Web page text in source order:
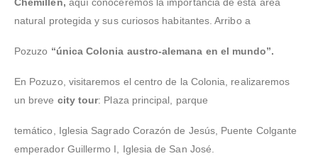
Chemillen, aquí conoceremos la importancia de esta área
natural protegida y sus curiosos habitantes. Arribo a
Pozuzo “única Colonia austro-alemana en el mundo”.
En Pozuzo, visitaremos el centro de la Colonia, realizaremos
un breve city tour: Plaza principal, parque
temático, Iglesia Sagrado Corazón de Jesús, Puente Colgante
emperador Guillermo I, Iglesia de San José.